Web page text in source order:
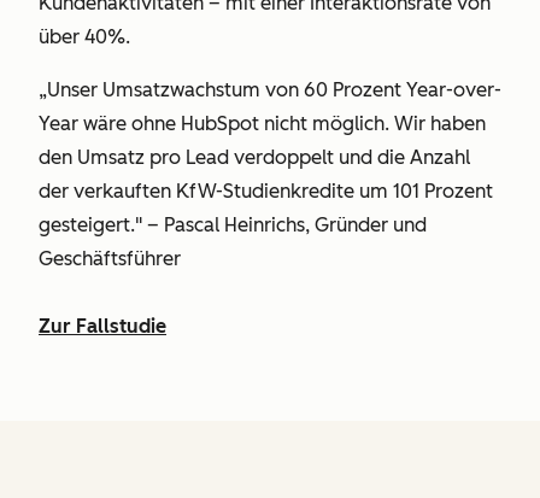
über 40%.
„Unser Umsatzwachstum von 60 Prozent Year-over-
Year wäre ohne HubSpot nicht möglich. Wir haben
den Umsatz pro Lead verdoppelt und die Anzahl
der verkauften KfW-Studienkredite um 101 Prozent
gesteigert." – Pascal Heinrichs, Gründer und
Geschäftsführer
Zur Fallstudie